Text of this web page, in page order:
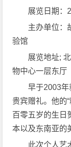
展览日期：
主办单位：
验馆
展览地址;
物中心一层东厅
早于2003
贵宾赠礼。他的
百零五岁的生日
本以及东南亚的
此次个人艺